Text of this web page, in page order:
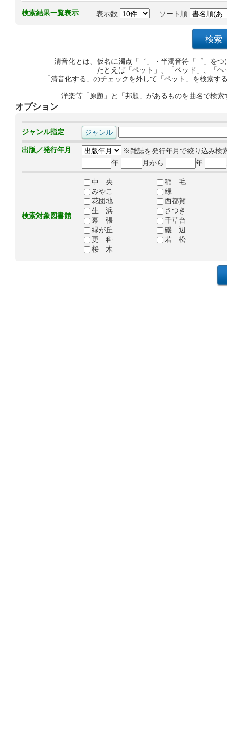
検索結果一覧表示 表示数 ソート順
清音化とは、仮名に濁点「゛」・半濁音符「゜」を
たとえば「ペット」、「ベッド」、「
「清音化する」のチェックを外して「ペット」を検索
洋楽等「原題」と「邦題」があるものを曲名で検
オプション
ジャンル指定
出版／発行年月
※雑誌を発行年月で絞り込み検
年
月から 年
検索対象図書館
中 央
稲 毛
みやこ
緑
花団地
西都賀
生 浜
さつき
幕 張
千草台
緑が丘
磯 辺
更 科
若 松
桜 木